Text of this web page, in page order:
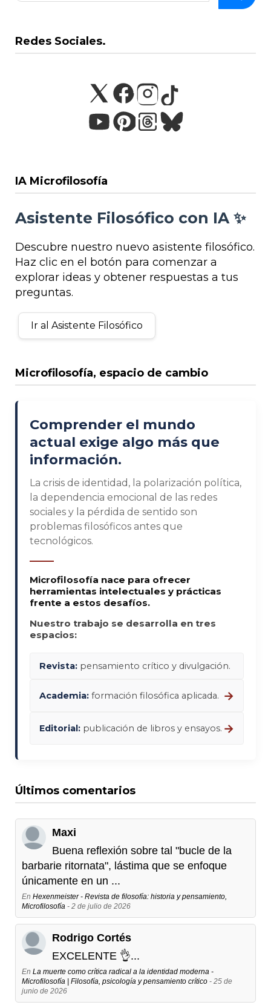
Redes Sociales.
IA Microfilosofía
Asistente Filosófico con IA ✨
Descubre nuestro nuevo asistente filosófico.
Haz clic en el botón para comenzar a
explorar ideas y obtener respuestas a tus
preguntas.
Ir al Asistente Filosófico
Microfilosofía, espacio de cambio
Comprender el mundo
actual exige algo más que
información.
La crisis de identidad, la polarización política,
la dependencia emocional de las redes
sociales y la pérdida de sentido son
problemas filosóficos antes que
tecnológicos.
Microfilosofía nace para ofrecer
herramientas intelectuales y prácticas
frente a estos desafíos.
Nuestro trabajo se desarrolla en tres
espacios:
Revista: pensamiento crítico y divulgación.
Academia: formación filosófica aplicada. →
Editorial: publicación de libros y ensayos. →
Últimos comentarios
Maxi
Buena reflexión sobre tal "bucle de la
barbarie ritornata", lástima que se enfoque
únicamente en un ...
En Hexenmeister - Revista de filosofía: historia y pensamiento,
Microfilosofía - 2 de julio de 2026
Rodrigo Cortés
EXCELENTE 👌...
En La muerte como crítica radical a la identidad moderna -
Microfilosofía | Filosofía, psicología y pensamiento crítico - 25 de
junio de 2026